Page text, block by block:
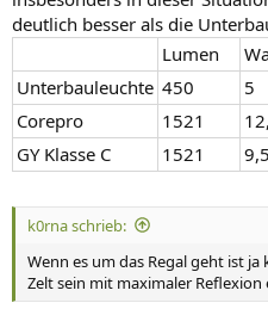
deutlich besser als die
Lumen
Unterbauleuchte 450 5
Corepro
1521
GY Klasse C
1521 9,5
k0rna schrieb:
Wenn es um das Regal geht ist
Zelt sein mit maximaler Reflexion